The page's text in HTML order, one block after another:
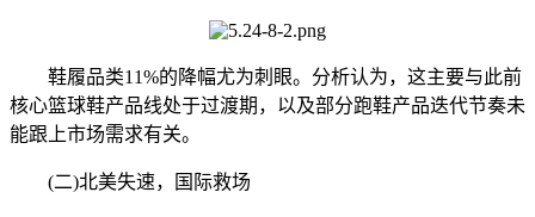
鞋履品类11%的降幅尤为刺眼。分析认为，这主要与此前
核心篮球鞋产品线处于过渡期，以及部分跑鞋产品迭代节奏未
能跟上市场需求有关。
(二)北美失速，国际救场